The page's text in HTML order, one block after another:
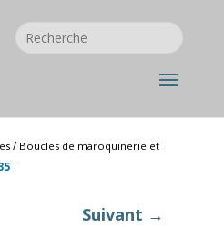
/ Boucles de maroquinerie et
Suivant →